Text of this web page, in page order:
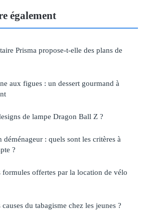
également
Prisma propose-t-elle des plans de
aux figues : un dessert gourmand à
de lampe Dragon Ball Z ?
: quels sont les critères à
?
formules offertes par la location de vélo
du tabagisme chez les jeunes ?